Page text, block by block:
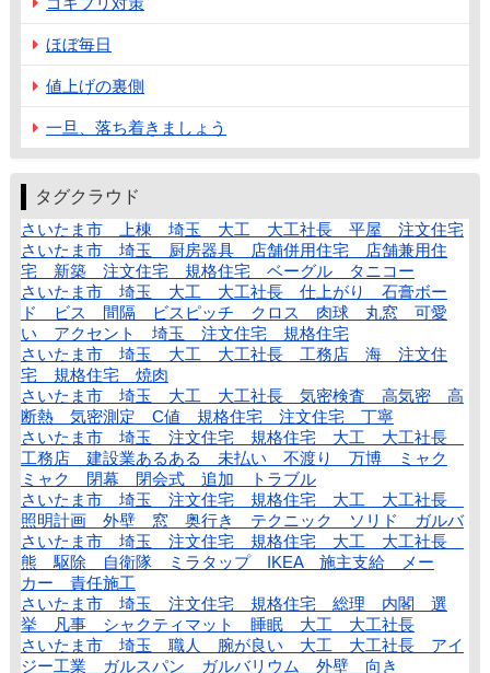
ほぼ毎日
値上げの裏側
一旦、落ち着きましょう
タグクラウド
さいたま市 上棟 埼玉 大工 大工社長 平屋 注文住宅
さいたま市 埼玉 厨房器具 店舗併用住宅 店舗兼用住
宅 新築 注文住宅 規格住宅 ベーグル タニコー
さいたま市 埼玉 大工 大工社長 仕上がり 石膏ボー
ド ビス 間隔 ビスピッチ クロス 肉球 丸窓 可愛
い アクセント 埼玉 注文住宅 規格住宅
さいたま市 埼玉 大工 大工社長 工務店 海 注文住
宅 規格住宅 焼肉
さいたま市 埼玉 大工 大工社長 気密検査 高気密 高
断熱 気密測定 C値 規格住宅 注文住宅 丁寧
さいたま市 埼玉 注文住宅 規格住宅 大工 大工社長
工務店 建設業あるある 未払い 不渡り 万博 ミャク
ミャク 閉幕 閉会式 追加 トラブル
さいたま市 埼玉 注文住宅 規格住宅 大工 大工社長
照明計画 外壁 窓 奥行き テクニック ソリド ガルバ
さいたま市 埼玉 注文住宅 規格住宅 大工 大工社長
熊 駆除 自衛隊 ミラタップ IKEA 施主支給 メー
カー 責任施工
さいたま市 埼玉 注文住宅 規格住宅 総理 内閣 選
挙 凡事 シャクティマット 睡眠 大工 大工社長
さいたま市 埼玉 職人 腕が良い 大工 大工社長 アイ
ジー工業 ガルスパン ガルバリウム 外壁 向き